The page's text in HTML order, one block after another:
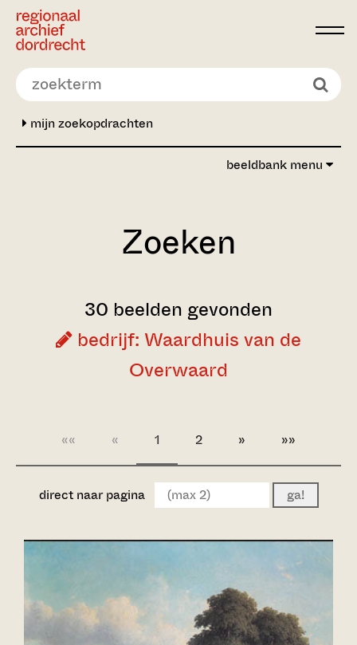
Ga direct naar de inhoud
mijn zoekopdrachten
beeldbank menu
Zoeken
30 beelden gevonden
bedrijf: Waardhuis van de
Overwaard
«« « 1 2 » »»
direct naar pagina ga!